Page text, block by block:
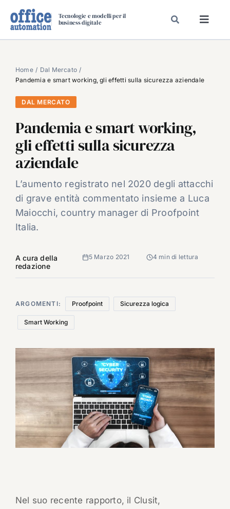
Tecnologie e modelli per il
business digitale
SPECIAL PAPER
TAVOLE ROTONDE DI REDAZIONE
DAL MERCATO
CARRIERE
VIDEO
EVENTI
CHI SIAMO
Home
Dal Mercato
Pandemia e smart working, gli effetti sulla sicurezza aziendale
DAL MERCATO
Pandemia e smart working,
gli effetti sulla sicurezza
aziendale
L’aumento registrato nel 2020 degli attacchi
di grave entità commentato insieme a Luca
Maiocchi, country manager di Proofpoint
Italia.
A cura della
redazione
5 Marzo 2021 4 min di lettura
ARGOMENTI: Proofpoint Sicurezza logica
Smart Working
Nel suo recente rapporto, il Clusit,